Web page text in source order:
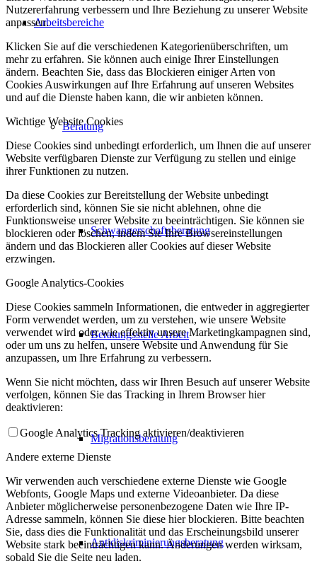
Arbeitsbereiche
Beratung
Schwangerschaftsberatung
Beratungsstelle Arbeit
Migrationsberatung
Antidiskriminierungsberatung
Nutzererfahrung verbessern und Ihre Beziehung zu unserer Website
anpassen.
Klicken Sie auf die verschiedenen Kategorienüberschriften, um
mehr zu erfahren. Sie können auch einige Ihrer Einstellungen
ändern. Beachten Sie, dass das Blockieren einiger Arten von
Cookies Auswirkungen auf Ihre Erfahrung auf unseren Websites
und auf die Dienste haben kann, die wir anbieten können.
Wichtige Website Cookies
Diese Cookies sind unbedingt erforderlich, um Ihnen die auf unserer
Website verfügbaren Dienste zur Verfügung zu stellen und einige
ihrer Funktionen zu nutzen.
Da diese Cookies zur Bereitstellung der Website unbedingt
erforderlich sind, können Sie sie nicht ablehnen, ohne die
Funktionsweise unserer Website zu beeinträchtigen. Sie können sie
blockieren oder löschen, indem Sie Ihre Browsereinstellungen
ändern und das Blockieren aller Cookies auf dieser Website
erzwingen.
Google Analytics-Cookies
Diese Cookies sammeln Informationen, die entweder in aggregierter
Form verwendet werden, um zu verstehen, wie unsere Website
verwendet wird oder wie effektiv unsere Marketingkampagnen sind,
oder um uns zu helfen, unsere Website und Anwendung für Sie
anzupassen, um Ihre Erfahrung zu verbessern.
Wenn Sie nicht möchten, dass wir Ihren Besuch auf unserer Website
verfolgen, können Sie das Tracking in Ihrem Browser hier
deaktivieren:
Google Analytics Tracking aktivieren/deaktivieren
Andere externe Dienste
Wir verwenden auch verschiedene externe Dienste wie Google
Webfonts, Google Maps und externe Videoanbieter. Da diese
Anbieter möglicherweise personenbezogene Daten wie Ihre IP-
Adresse sammeln, können Sie diese hier blockieren. Bitte beachten
Sie, dass dies die Funktionalität und das Erscheinungsbild unserer
Website stark beeinträchtigen kann. Änderungen werden wirksam,
sobald Sie die Seite neu laden.